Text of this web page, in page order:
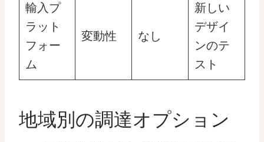
輸入プ
ラット
フォー
ム
変動性 なし
新しい
デザイ
ンのテ
スト
地域別の調達オプション